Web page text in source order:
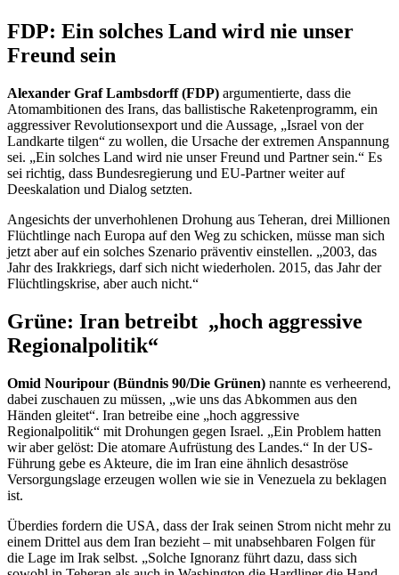
FDP: Ein solches Land wird nie unser
Freund sein
Alexander Graf Lambsdorff (FDP) argumentierte, dass die
Atomambitionen des Irans, das ballistische Raketenprogramm, ein
aggressiver Revolutionsexport und die Aussage, „Israel von der
Landkarte tilgen“ zu wollen, die Ursache der extremen Anspannung
sei. „Ein solches Land wird nie unser Freund und Partner sein.“ Es
sei richtig, dass Bundesregierung und EU-Partner weiter auf
Deeskalation und Dialog setzten.
Angesichts der unverhohlenen Drohung aus Teheran, drei Millionen
Flüchtlinge nach Europa auf den Weg zu schicken, müsse man sich
jetzt aber auf ein solches Szenario präventiv einstellen. „2003, das
Jahr des Irakkriegs, darf sich nicht wiederholen. 2015, das Jahr der
Flüchtlingskrise, aber auch nicht.“
Grüne: Iran betreibt „hoch aggressive
Regionalpolitik“
Omid Nouripour (Bündnis 90/Die Grünen) nannte es verheerend,
dabei zuschauen zu müssen, „wie uns das Abkommen aus den
Händen gleitet“. Iran betreibe eine „hoch aggressive
Regionalpolitik“ mit Drohungen gegen Israel. „Ein Problem hatten
wir aber gelöst: Die atomare Aufrüstung des Landes.“ In der US-
Führung gebe es Akteure, die im Iran eine ähnlich desaströse
Versorgungslage erzeugen wollen wie sie in Venezuela zu beklagen
ist.
Überdies fordern die USA, dass der Irak seinen Strom nicht mehr zu
einem Drittel aus dem Iran bezieht – mit unabsehbaren Folgen für
die Lage im Irak selbst. „Solche Ignoranz führt dazu, dass sich